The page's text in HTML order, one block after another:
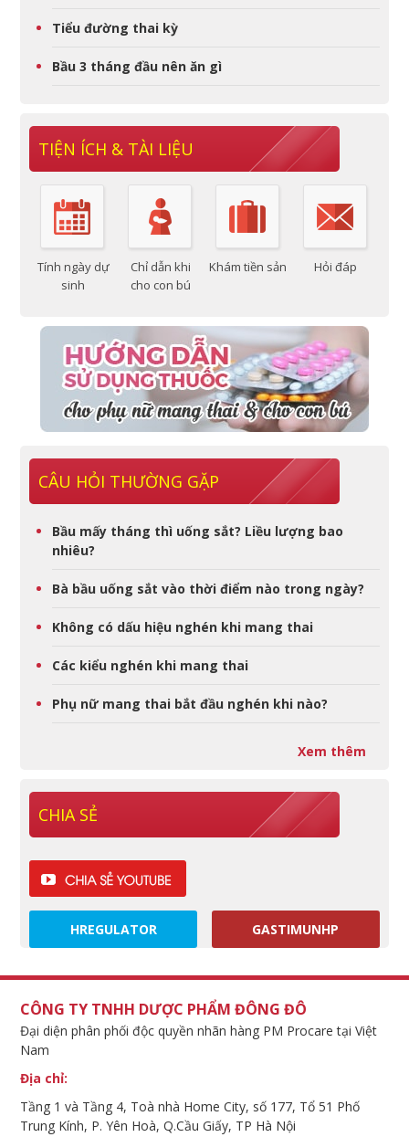
Tiểu đường thai kỳ
Bầu 3 tháng đầu nên ăn gì
TIỆN ÍCH & TÀI LIỆU
Tính ngày dự
sinh
Chỉ dẫn khi
cho con bú
Khám tiền sản Hỏi đáp
CÂU HỎI THƯỜNG GẶP
Bầu mấy tháng thì uống sắt? Liều lượng bao
nhiêu?
Bà bầu uống sắt vào thời điểm nào trong ngày?
Không có dấu hiệu nghén khi mang thai
Các kiểu nghén khi mang thai
Phụ nữ mang thai bắt đầu nghén khi nào?
Xem thêm
CHIA SẺ
HREGULATOR GASTIMUNHP
CÔNG TY TNHH DƯỢC PHẨM ĐÔNG ĐÔ
Đại diện phân phối độc quyền nhãn hàng PM Procare tại Việt
Nam
Địa chỉ:
Tầng 1 và Tầng 4, Toà nhà Home City, số 177, Tổ 51 Phố
Trung Kính, P. Yên Hoà, Q.Cầu Giấy, TP Hà Nội